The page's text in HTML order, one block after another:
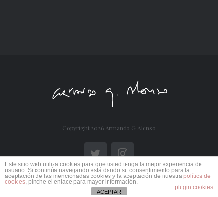
Copyright 2026 Armando G Alonso
TwitterInstagram
Este sitio web utiliza cookies para que usted tenga la mejor experiencia de
usuario. Si continúa navegando está dando su consentimiento para la
aceptación de las mencionadas cookies y la aceptación de nuestra política de
cookies, pinche el enlace para mayor información.
plugin cookies
ACEPTAR